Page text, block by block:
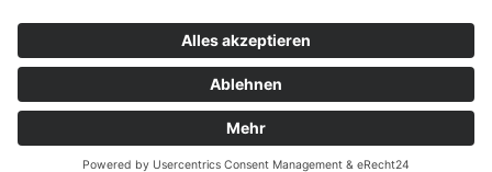
Zurücksetzen